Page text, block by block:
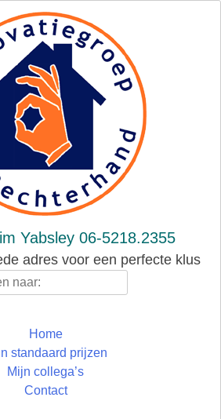
Yabsley 06-5218.2355
adres voor een perfecte klus
Home
standaard prijzen
Mijn collega’s
Contact